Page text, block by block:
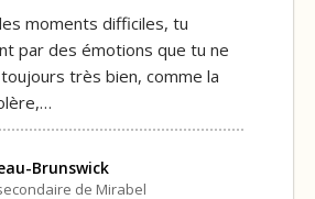
moments difficiles, tu
par des émotions que tu ne
très bien, comme la
Brunswick
de Mirabel